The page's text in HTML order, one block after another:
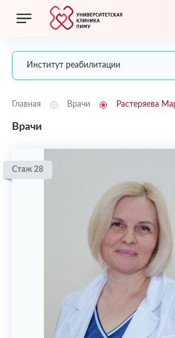
Институт реабилитации
Главная Врачи Растеряева
Врачи
Стаж 28